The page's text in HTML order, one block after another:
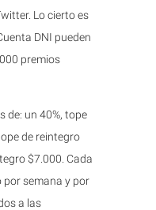
Lo cierto es
DNI pueden
premios
de: un 40%, tope
de reintegro
$7.000. Cada
por semana y por
a las